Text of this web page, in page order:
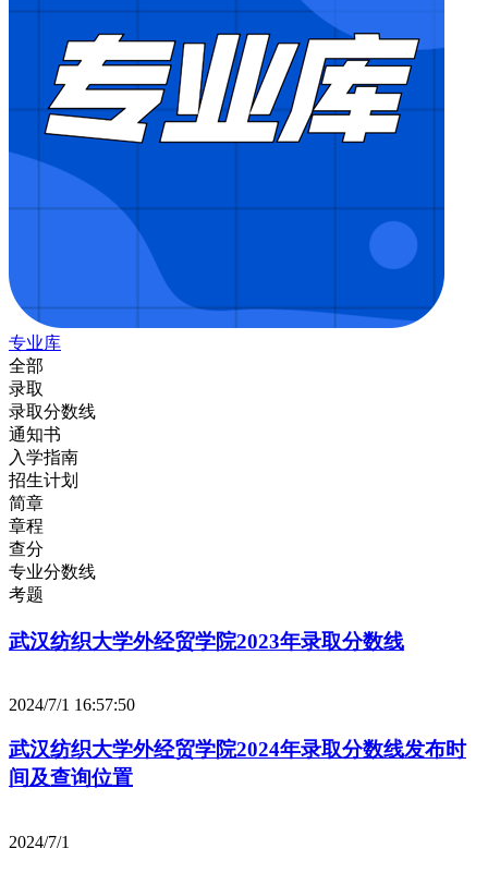
专业库
全部
录取
录取分数线
通知书
入学指南
招生计划
简章
章程
查分
专业分数线
考题
武汉纺织大学外经贸学院2023年录取分数线
2024/7/1 16:57:50
武汉纺织大学外经贸学院2024年录取分数线发布时
间及查询位置
2024/7/1